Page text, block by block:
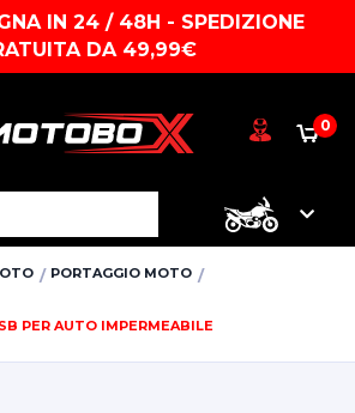
IN 24 / 48H - SPEDIZIONE
DA 49,99€
0
PORTAGGIO MOTO
PER AUTO IMPERMEABILE